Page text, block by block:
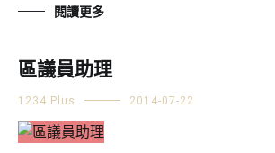
閱讀更多
區議員助理
1234 Plus 2014-07-22